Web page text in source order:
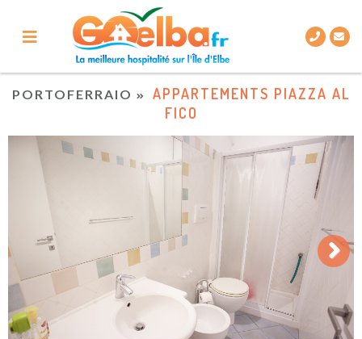
PORTOFERRAIO
APPARTEMENTS PIAZZA AL
FICO